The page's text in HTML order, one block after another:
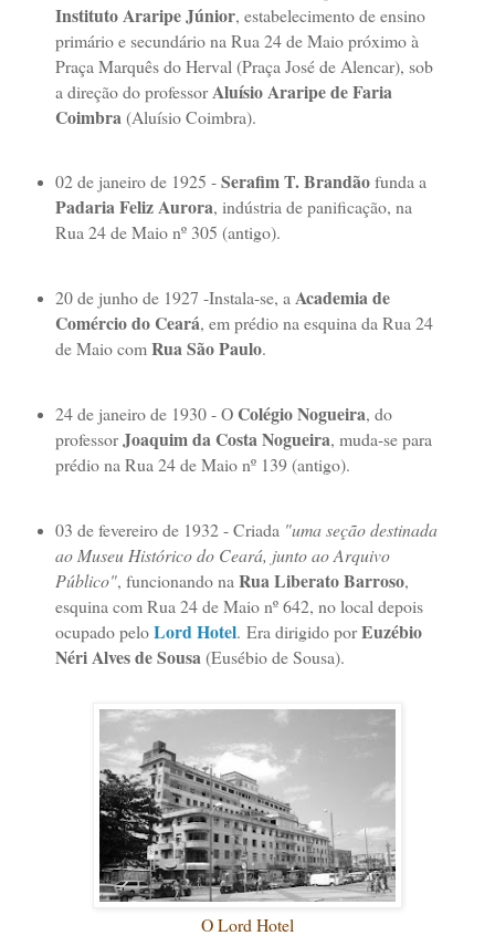
Instituto Araripe Júnior, estabelecimento de ensino
primário e secundário na Rua 24 de Maio próximo à
Praça Marquês do Herval (Praça José de Alencar), sob
a direção do professorAluísio Araripe de Faria
Coimbra (Aluísio Coimbra).
02 de janeiro de 1925 -Serafim T. Brandãofunda a
Padaria Feliz Aurora, indústria de panificação, na
Rua 24 de Maio nº 305 (antigo).
20 de junho de 1927 -Instala-se, aAcademia de
Comércio do Ceará, em prédio na esquina da Rua 24
de Maio comRua São Paulo.
24 de janeiro de 1930 - OColégio Nogueira, do
professorJoaquim da Costa Nogueira, muda-se para
prédio na Rua 24 de Maio nº 139 (antigo).
03 de fevereiro de 1932 - Criada "uma seção destinada
ao Museu Histórico do Ceará, junto ao Arquivo
Público", funcionando na Rua Liberato Barroso,
esquina com Rua 24 de Maio nº 642, no local depois
ocupado peloLord Hotel. Era dirigido porEuzébio
Néri Alves de Sousa(Eusébio de Sousa).
O Lord Hotel